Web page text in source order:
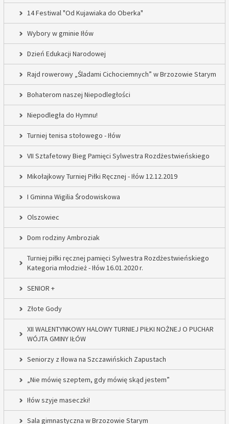
14 Festiwal "Od Kujawiaka do Oberka"
Wybory w gminie Iłów
Dzień Edukacji Narodowej
Rajd rowerowy „Śladami Cichociemnych” w Brzozowie Starym
Bohaterom naszej Niepodległości
Niepodległa do Hymnu!
Turniej tenisa stołowego - Iłów
VII Sztafetowy Bieg Pamięci Sylwestra Rozdżestwieńskiego
Mikołajkowy Turniej Piłki Ręcznej - Iłów 12.12.2019
I Gminna Wigilia Środowiskowa
Olszowiec
Dom rodziny Ambroziak
Turniej piłki ręcznej pamięci Sylwestra Rozdżestwieńskiego
Kategoria młodzież - Iłów 16.01.2020 r.
SENIOR +
Złote Gody
XII WALENTYNKOWY HALOWY TURNIEJ PIŁKI NOŻNEJ O PUCHAR
WÓJTA GMINY IŁÓW
Seniorzy z Iłowa na Szczawińskich Zapustach
„Nie mówię szeptem, gdy mówię skąd jestem”
Iłów szyje maseczki!
Sala gimnastyczna w Brzozowie Starym